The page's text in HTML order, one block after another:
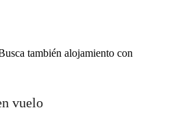
también alojamiento con
vuelo